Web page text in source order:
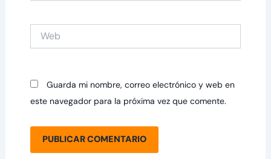
Guarda mi nombre, correo electrónico y web en
este navegador para la próxima vez que comente.